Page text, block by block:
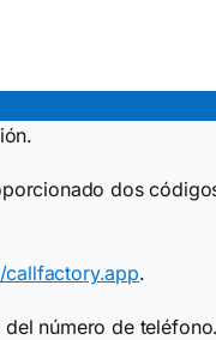
dos
.
número de teléfono.